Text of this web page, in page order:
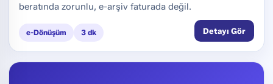
beratında zorunlu, e-arşiv faturada değil.
e-Dönüşüm 3 dk Detayı Gör